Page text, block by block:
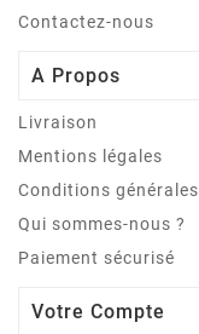
Contactez-nous
A Propos
Livraison
Mentions légales
Conditions générales
Qui sommes-nous ?
Paiement sécurisé
Votre Compte